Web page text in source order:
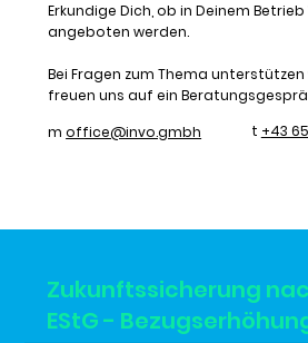
Erkundige Dich, ob in Deinem
angeboten werden.
Bei Fragen zum Thema
freuen uns auf ein
m ​office@invo.gmbh t +43
Zukunftssicherung
EStG -